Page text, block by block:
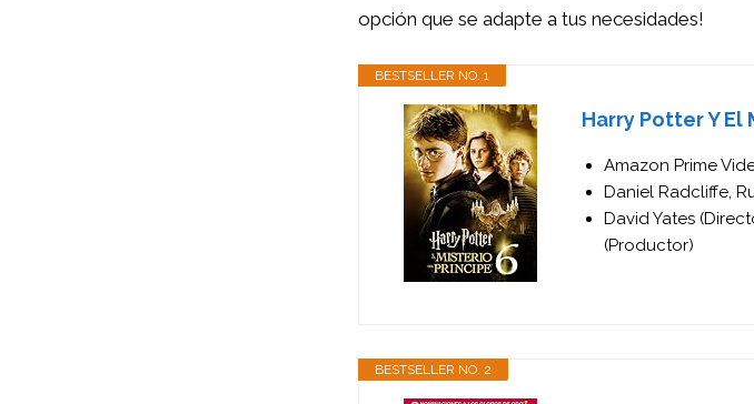
opción que se adapte a tus necesidades!
BESTSELLER NO. 1
Harry Potter Y
Amazon Prime
Daniel Radcliffe,
David Yates
(Productor)
BESTSELLER NO. 2